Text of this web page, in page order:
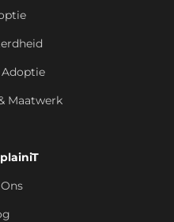
Adoptie
Maatwerk